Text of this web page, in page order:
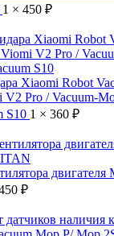
1 × 450 ₽
Xiaomi Robot
V2 Pro / Vacuum-
S10 1 × 360 ₽
двигателя
₽